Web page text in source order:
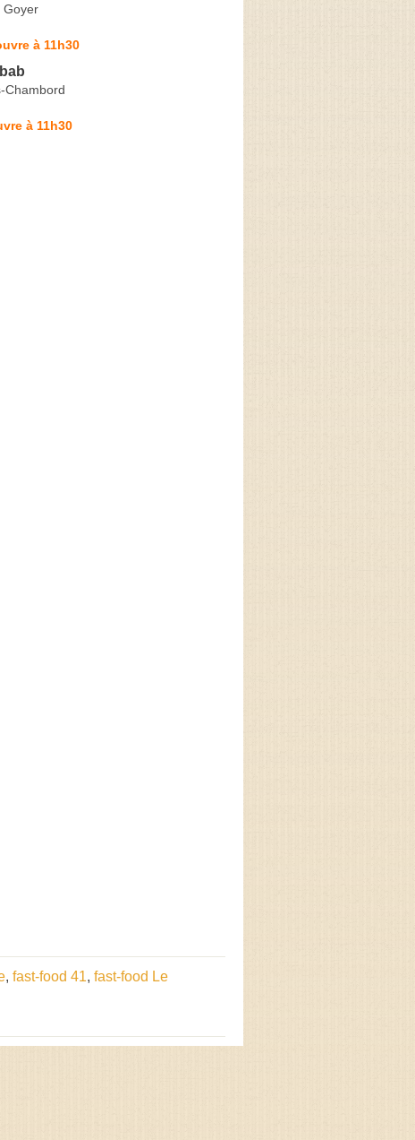
Goyer
à 11h30
Chambord
à 11h30
, fast-food 41, fast-food Le